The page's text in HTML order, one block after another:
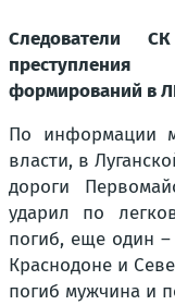
Следователи
формирований в
По информации
власти, в
дороги
ударил по
погиб, еще один
Краснодоне и
погиб мужчина и